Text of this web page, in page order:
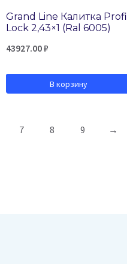
Grand Line Калитка Profi
Lock 2,43×1 (Ral 6005)
43927.00₽
В корзину
7 8 9 →